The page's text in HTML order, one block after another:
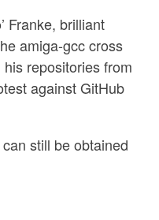
Franke, brilliant
amiga-gcc cross
repositories from
against GitHub
still be obtained